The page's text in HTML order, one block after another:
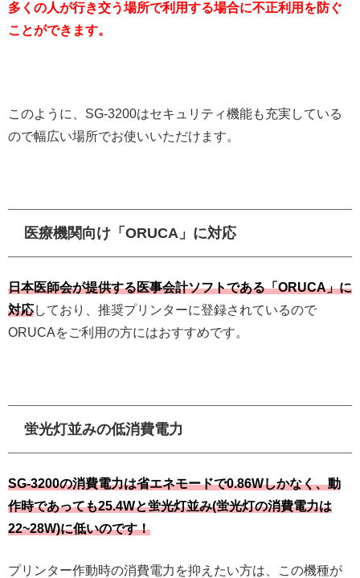
多くの人が行き交う場所で利用する場合に不正利用を防ぐ
ことができます。
このように、SG-3200はセキュリティ機能も充実している
ので幅広い場所でお使いいただけます。
医療機関向け「ORUCA」に対応
日本医師会が提供する医事会計ソフトである「ORUCA」に
対応しており、推奨プリンターに登録されているので
ORUCAをご利用の方にはおすすめです。
蛍光灯並みの低消費電力
SG-3200の消費電力は省エネモードで0.86Wしかなく、動
作時であっても25.4Wと蛍光灯並み(蛍光灯の消費電力は
22~28W)に低いのです！
プリンター作動時の消費電力を抑えたい方は、この機種が